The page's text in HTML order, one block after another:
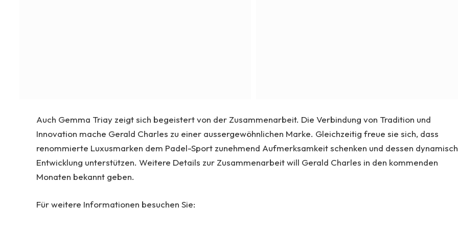
Auch Gemma Triay zeigt sich begeistert von der Zusammenarbeit. Die Verbindung von Tradition und
Innovation mache Gerald Charles zu einer aussergewöhnlichen Marke. Gleichzeitig freue sie sich, dass
renommierte Luxusmarken dem Padel-Sport zunehmend Aufmerksamkeit schenken und dessen
Entwicklung unterstützen. Weitere Details zur Zusammenarbeit will Gerald Charles in den kommenden
Monaten bekannt geben.
Für weitere Informationen besuchen Sie: